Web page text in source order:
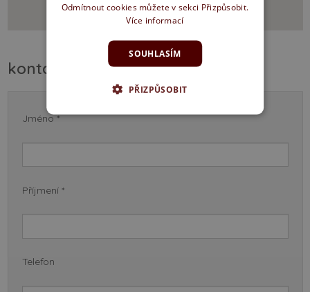
kontaktujte prodejnu
Jméno *
Příjmení *
Telefon
Odmítnout cookies můžete v sekci Přizpůsobit.
Více informací
SOUHLASÍM
PŘIZPŮSOBIT